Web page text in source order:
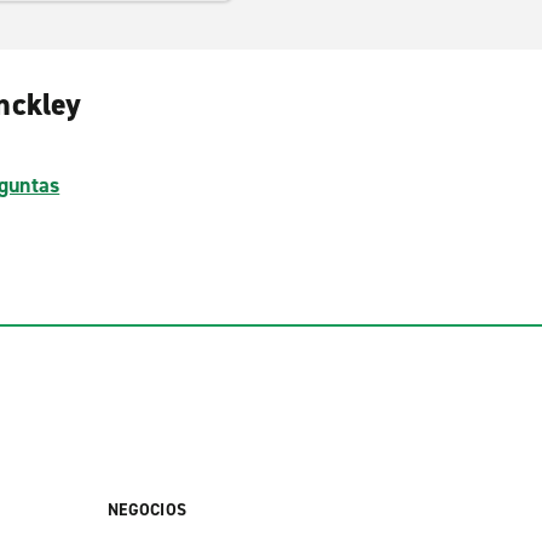
NEGOCIOS